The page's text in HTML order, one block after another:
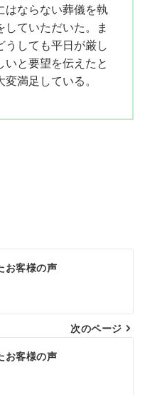
はならない葬儀を執
していただいた。ま
うしても平日が厳し
と要望を伝えたと
満足している。
お客様の声
次のページ
お客様の声